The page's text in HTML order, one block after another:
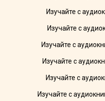
Изучайте с
Изучайте с
Изучайте с
Изучайте с
Изучайте с
Изучайте с